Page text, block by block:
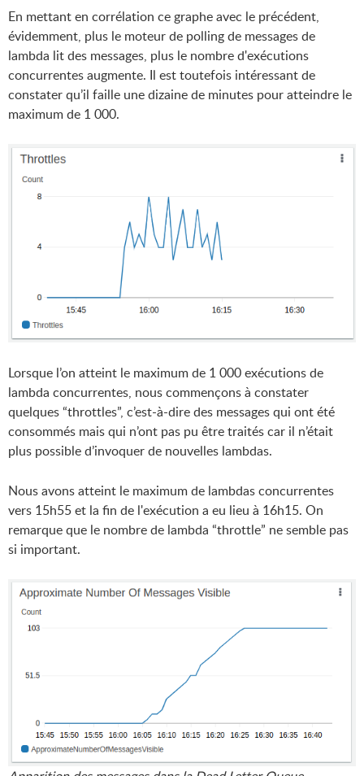
En mettant en corrélation ce graphe avec le précédent,
évidemment, plus le moteur de polling de messages de
lambda lit des messages, plus le nombre d'exécutions
concurrentes augmente. Il est toutefois intéressant de
constater qu’il faille une dizaine de minutes pour atteindre le
maximum de 1 000.
Lorsque l’on atteint le maximum de 1 000 exécutions de
lambda concurrentes, nous commençons à constater
quelques “throttles”, c’est-à-dire des messages qui ont été
consommés mais qui n’ont pas pu être traités car il n’était
plus possible d’invoquer de nouvelles lambdas.
Nous avons atteint le maximum de lambdas concurrentes
vers 15h55 et la fin de l'exécution a eu lieu à 16h15. On
remarque que le nombre de lambda “throttle” ne semble pas
si important.